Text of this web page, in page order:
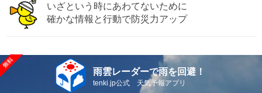
いざという時にあわてないために
確かな情報と行動で防災力アップ
雨雲レーダーで雨を回避！
tenki.jp公式 天気予報アプリ